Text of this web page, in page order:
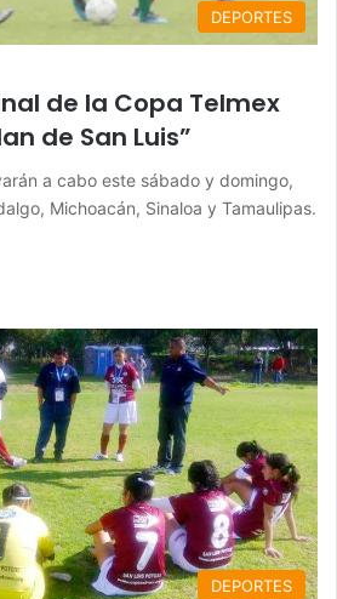
DEPORTES
de la Copa Telmex
de San Luis”
a cabo este sábado y domingo,
Michoacán, Sinaloa y Tamaulipas.
DEPORTES